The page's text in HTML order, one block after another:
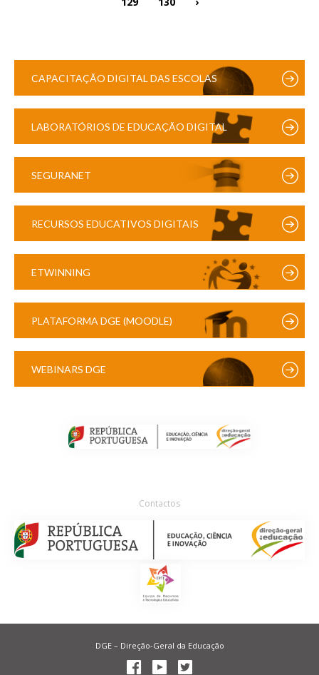
CAPACITAÇÃO DIGITAL DAS ESCOLAS
LABORATÓRIOS DE EDUCAÇÃO DIGITAL
SEGURANET
RECURSOS EDUCATIVOS DIGITAIS
ETWINNING
PLATAFORMA DGE (MOODLE)
WEBINARS DGE
Contactos
DGE – Direção-Geral da Educação